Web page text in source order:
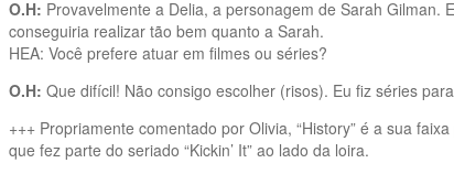
O.H: Provavelmente a Delia, a personagem de Sarah
conseguiria realizar tão bem quanto a Sarah.
HEA: Você prefere atuar em filmes ou séries?
O.H: Que difícil! Não consigo escolher (risos). Eu fiz séries
+++ Propriamente comentado por Olivia, “History” é a sua
que fez parte do seriado “Kickin’ It” ao lado da loira.